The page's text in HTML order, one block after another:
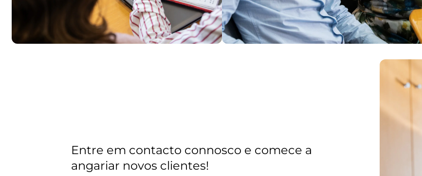
Entre em contacto connosco e comece a
angariar novos clientes!